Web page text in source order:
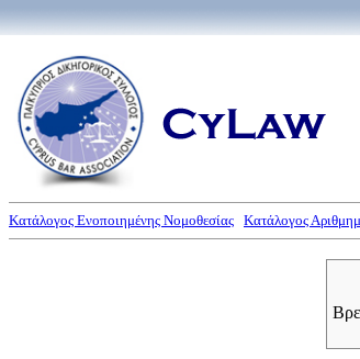
Κατάλογος Ενοποιημένης Νομοθεσίας Κατάλογος